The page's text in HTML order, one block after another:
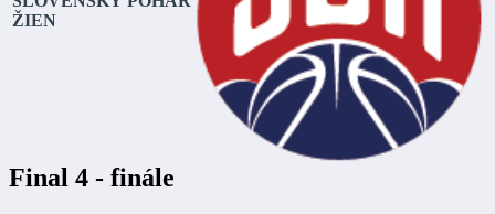
ŽIEN
Final 4 - finále